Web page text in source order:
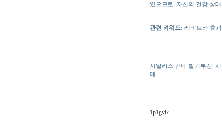
있으므로, 자신의 건강 상
관련 키워드: 레비트라 효
시알리스구매 발기부전
매
1p1gvlk